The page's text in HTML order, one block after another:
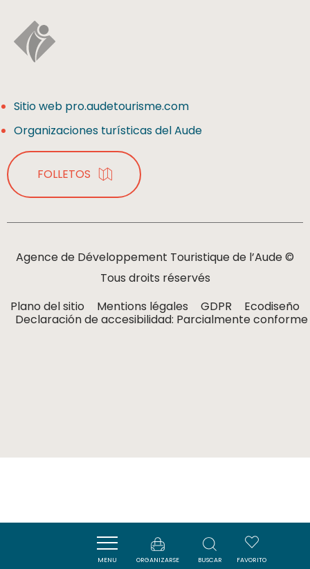
MENU ORGANIZARSE BUSCAR FAVORITO
Sitio web pro.audetourisme.com
Organizaciones turísticas del Aude
FOLLETOS
Agence de Développement Touristique de l’Aude ©
Tous droits réservés
Plano del sitio
Mentions légales GDPR
Ecodiseño
Declaración de accesibilidad: Parcialmente conforme